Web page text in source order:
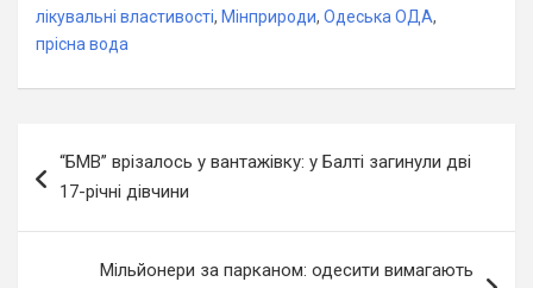
лікувальні властивості, Мінприроди, Одеська ОДА,
прісна вода
записів
“БМВ” врізалось у вантажівку: у Балті загинули дві
17-річні дівчини
Мільйонери за парканом: одесити вимагають